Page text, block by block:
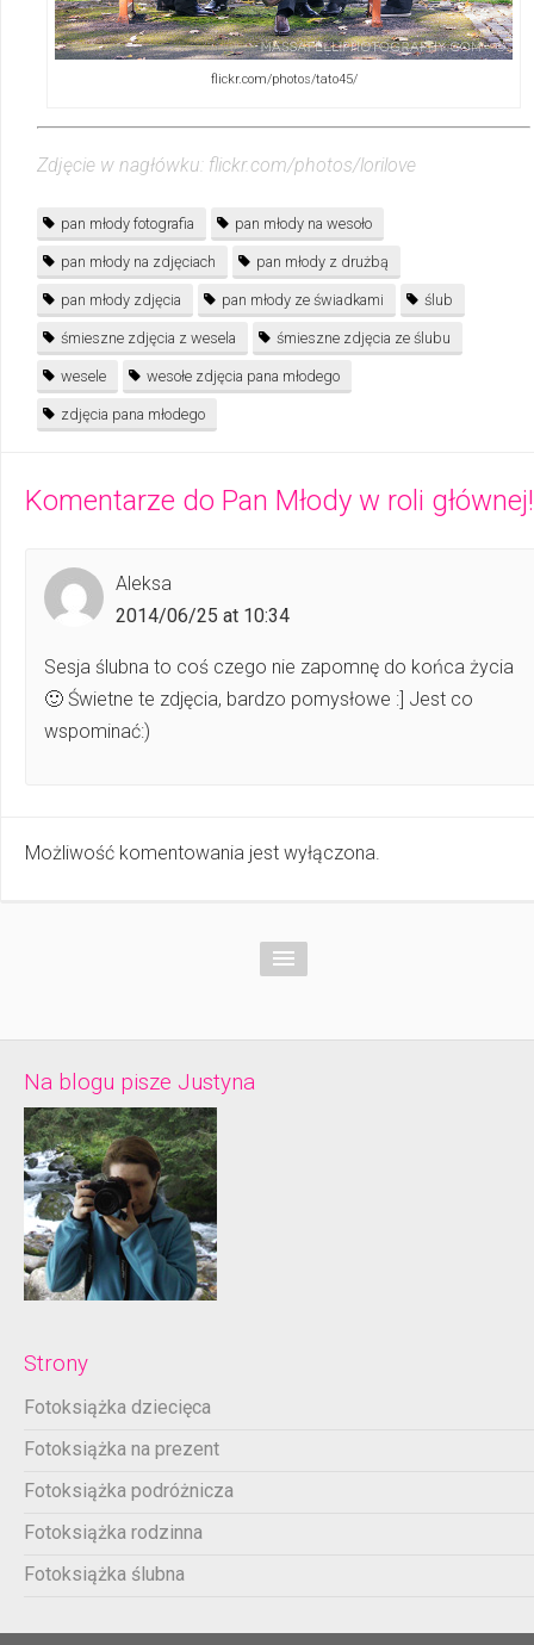
flickr.com/photos/tato45/
Zdjęcie w nagłówku: flickr.com/photos/lorilove
pan młody fotografia pan młody na wesoło
pan młody na zdjęciach pan młody z drużbą
pan młody zdjęcia pan młody ze świadkami ślub
śmieszne zdjęcia z wesela śmieszne zdjęcia ze ślubu
wesele wesołe zdjęcia pana młodego
zdjęcia pana młodego
Komentarze do Pan Młody w roli głównej!
Aleksa
2014/06/25 at 10:34
Sesja ślubna to coś czego nie zapomnę do końca życia
🙂 Świetne te zdjęcia, bardzo pomysłowe :] Jest co
wspominać:)
Możliwość komentowania jest wyłączona.
Na blogu pisze Justyna
Strony
Fotoksiążka dziecięca
Fotoksiążka na prezent
Fotoksiążka podróżnicza
Fotoksiążka rodzinna
Fotoksiążka ślubna